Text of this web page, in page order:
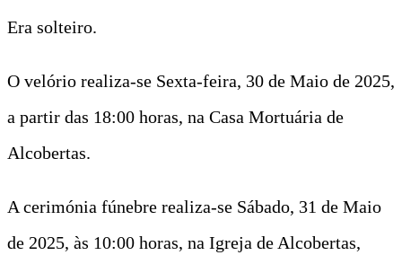
Era solteiro.
O velório realiza-se Sexta-feira, 30 de Maio de 2025,
a partir das 18:00 horas, na Casa Mortuária de
Alcobertas.
A cerimónia fúnebre realiza-se Sábado, 31 de Maio
de 2025, às 10:00 horas, na Igreja de Alcobertas,